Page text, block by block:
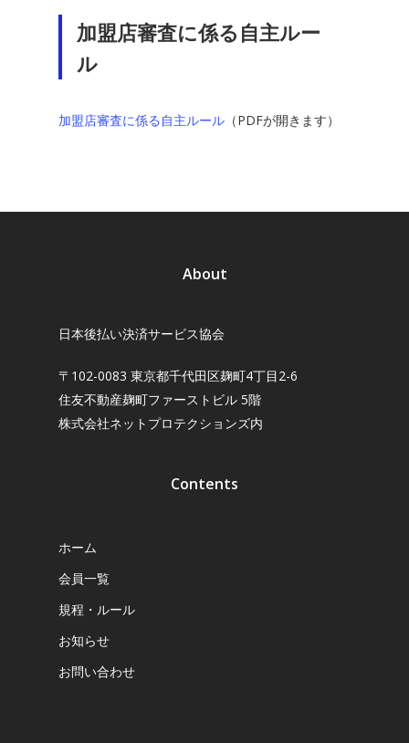
加盟店審査に係る自主ルー
ル
加盟店審査に係る自主ルール （PDFが開きます）
About
日本後払い決済サービス協会
〒102-0083 東京都千代田区麹町4丁目2-6
住友不動産麹町ファーストビル 5階
株式会社ネットプロテクションズ内
Contents
ホーム
会員一覧
規程・ルール
お知らせ
お問い合わせ